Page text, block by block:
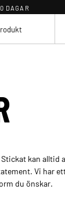
DAGAR
kan alltid
Vi har
du önskar.